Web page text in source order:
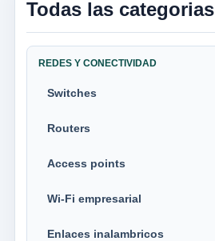
Todas las categorias
REDES Y CONECTIVIDAD
Switches
Routers
Access points
Wi-Fi empresarial
Enlaces inalambricos